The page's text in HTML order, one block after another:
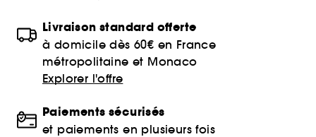
Livraison standard offerte
à domicile dès 60€ en France
métropolitaine et Monaco
Explorer l'offre
Paiements sécurisés
et paiements en plusieurs fois